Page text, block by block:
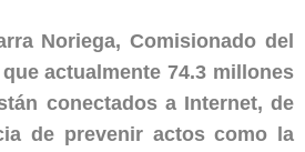
Noriega, Comisionado del
actualmente 74.3 millones
conectados a Internet, de
de prevenir actos como la